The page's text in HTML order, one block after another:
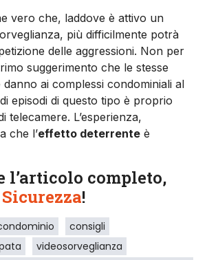
vero che, laddove è attivo un
più difficilmente potrà
delle aggressioni. Non per
suggerimento che le stesse
danno ai complessi condominiali al
episodi di questo tipo è proprio
telecamere. L’esperienza,
che l’effetto deterrente è
l’articolo completo,
Sicurezza!
consigli
videosorveglianza